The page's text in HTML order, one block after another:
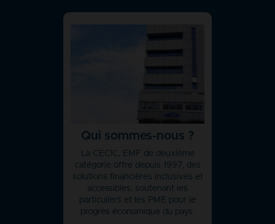
Qui sommes-nous ?
La CECIC, EMF de deuxième
catégorie offre depuis 1997, des
solutions financières inclusives et
accessibles, soutenant les
particuliers et les PME pour le
progrès économique du pays.